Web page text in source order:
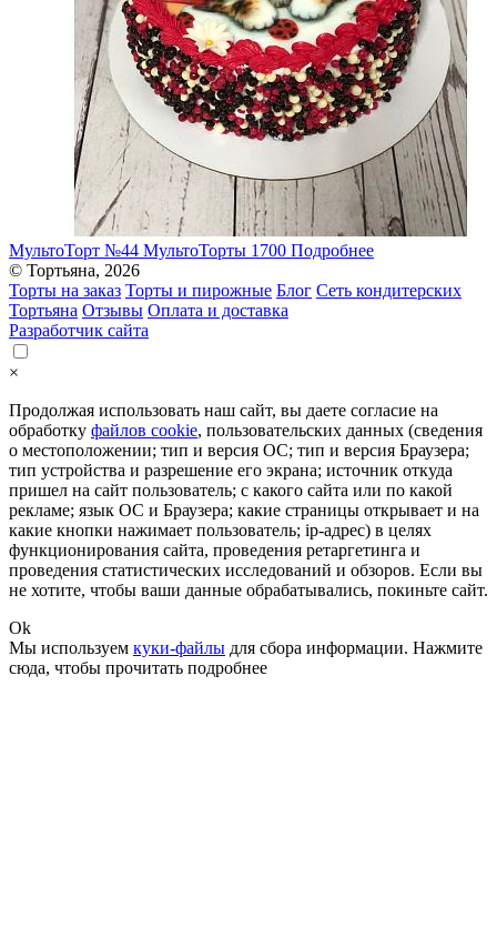
МультоТорт №44 МультоТорты 1700 Подробнее
© Тортьяна, 2026
Торты на заказ Торты и пирожные Блог Сеть кондитерских
Тортьяна Отзывы Оплата и доставка
Разработчик сайта
×
Продолжая использовать наш сайт, вы даете согласие на
обработку файлов cookie, пользовательских данных (сведения
о местоположении; тип и версия ОС; тип и версия Браузера;
тип устройства и разрешение его экрана; источник откуда
пришел на сайт пользователь; с какого сайта или по какой
рекламе; язык ОС и Браузера; какие страницы открывает и на
какие кнопки нажимает пользователь; ip-адрес) в целях
функционирования сайта, проведения ретаргетинга и
проведения статистических исследований и обзоров. Если вы
не хотите, чтобы ваши данные обрабатывались, покиньте сайт.
Ok
Мы используем куки-файлы для сбора информации. Нажмите
сюда, чтобы прочитать подробнее